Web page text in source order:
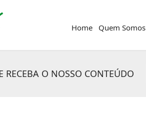
Home Quem Somos
RECEBA O NOSSO CONTEÚDO